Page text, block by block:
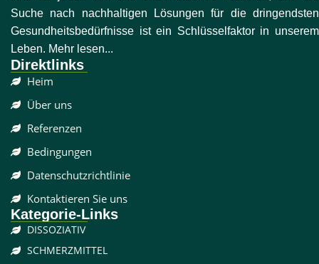
Suche nach nachhaltigen Lösungen für die dringendsten
Gesundheitsbedürfnisse ist ein Schlüsselfaktor in unserem
Leben. Mehr lesen...
Direktlinks
Heim
Über uns
Referenzen
Bedingungen
Datenschutzrichtlinie
Kontaktieren Sie uns
Kategorie-Links
DISSOZIATIV
SCHMERZMITTEL